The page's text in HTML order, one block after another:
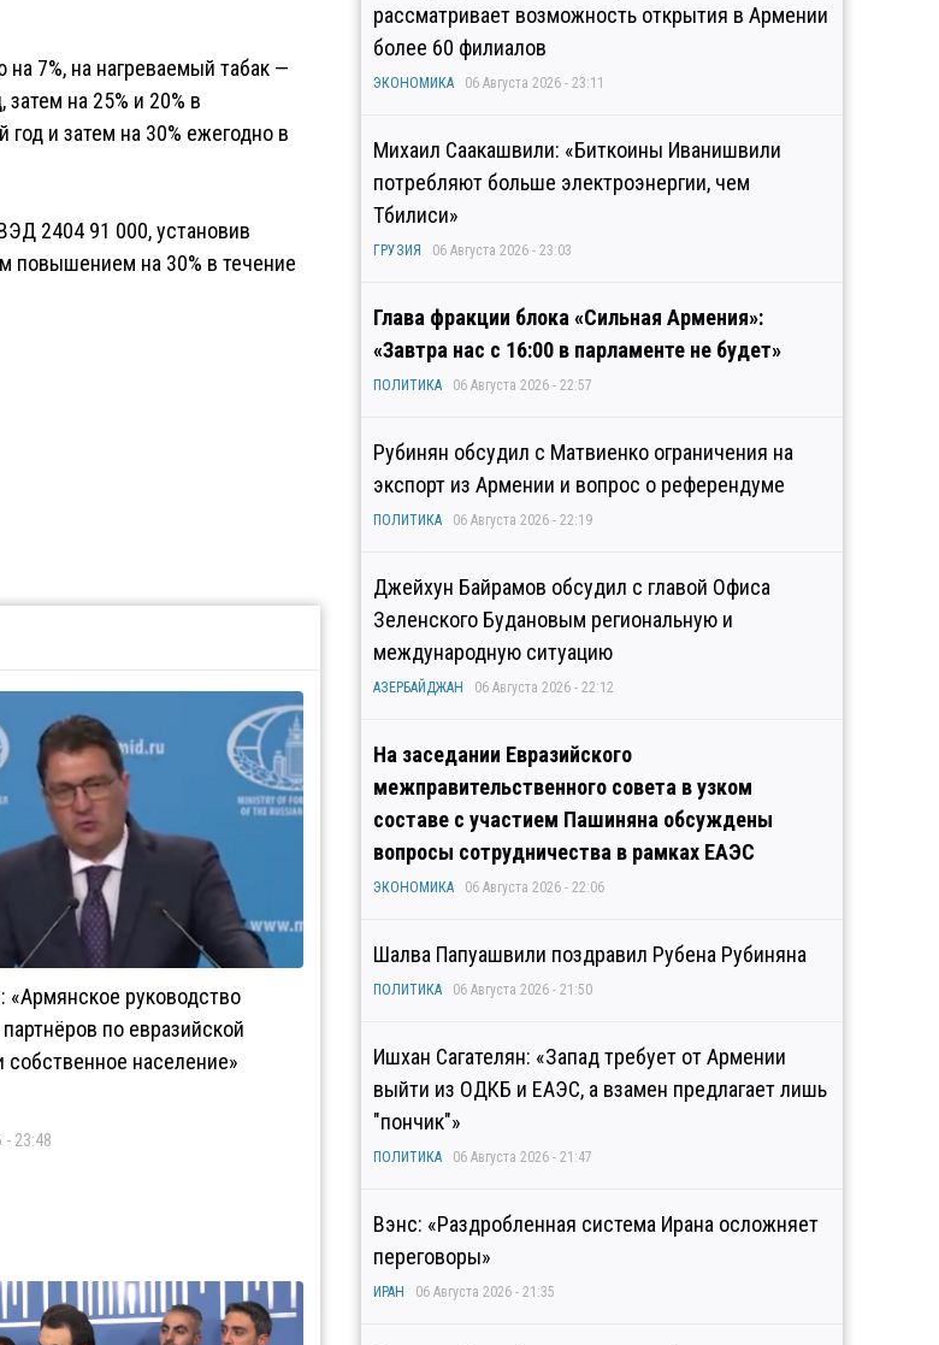
7%, на нагреваемый табак —
на 25% и 20% в
и затем на 30% ежегодно в
2404 91 000, установив
повышением на 30% в течение
руководство
по евразийской
собственное население»
- 23:48
рассматривает возможность открытия в Армении
более 60 филиалов
ЭКОНОМИКА 06 Августа 2026 - 23:11
Михаил Саакашвили: «Биткоины Иванишвили
потребляют больше электроэнергии, чем
Тбилиси»
ГРУЗИЯ 06 Августа 2026 - 23:03
Глава фракции блока «Сильная Армения»:
«Завтра нас с 16:00 в парламенте не будет»
ПОЛИТИКА 06 Августа 2026 - 22:57
Рубинян обсудил с Матвиенко ограничения на
экспорт из Армении и вопрос о референдуме
ПОЛИТИКА 06 Августа 2026 - 22:19
Джейхун Байрамов обсудил с главой Офиса
Зеленского Будановым региональную и
международную ситуацию
АЗЕРБАЙДЖАН 06 Августа 2026 - 22:12
На заседании Евразийского
межправительственного совета в узком
составе с участием Пашиняна обсуждены
вопросы сотрудничества в рамках ЕАЭС
ЭКОНОМИКА 06 Августа 2026 - 22:06
Шалва Папуашвили поздравил Рубена Рубиняна
ПОЛИТИКА 06 Августа 2026 - 21:50
Ишхан Сагателян: «Запад требует от Армении
выйти из ОДКБ и ЕАЭС, а взамен предлагает лишь
"пончик"»
ПОЛИТИКА 06 Августа 2026 - 21:47
Вэнс: «Раздробленная система Ирана осложняет
переговоры»
ИРАН 06 Августа 2026 - 21:35